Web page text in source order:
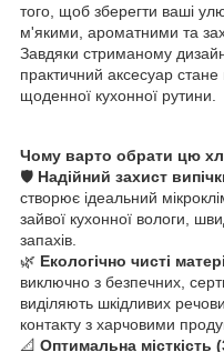
того, щоб зберегти ваші
м'якими, ароматними та
Завдяки стриманому
практичний аксесуар
щоденної кухонної рутини.
Чому варто обрати цю
🛡️ Надійний захист
створює ідеальний
зайвої кухонної вологи,
запахів.
🌿 Екологічно чисті
виключно з безпечних,
виділяють шкідливих
контакту з харчовими
📐 Оптимальна місткість